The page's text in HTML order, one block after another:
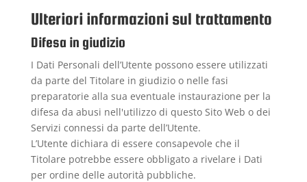
Ulteriori informazioni sul trattamento
Difesa in giudizio
I Dati Personali dell’Utente possono essere utilizzati
da parte del Titolare in giudizio o nelle fasi
preparatorie alla sua eventuale instaurazione per la
difesa da abusi nell'utilizzo di questo Sito Web o dei
Servizi connessi da parte dell’Utente.
L’Utente dichiara di essere consapevole che il
Titolare potrebbe essere obbligato a rivelare i Dati
per ordine delle autorità pubbliche.